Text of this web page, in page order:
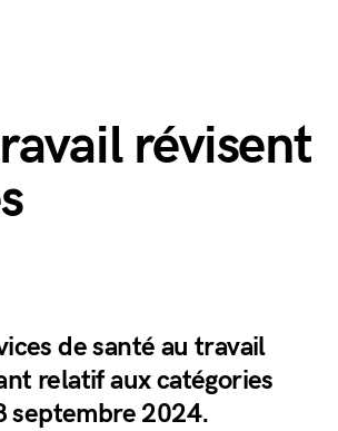
révisent
de santé au travail
relatif aux catégories
septembre 2024.